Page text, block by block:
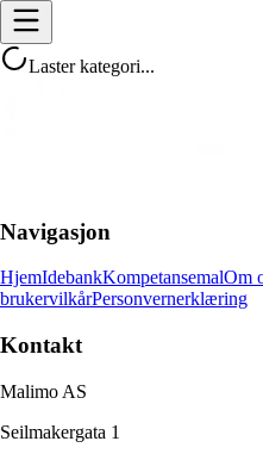
Laster kategori...
Navigasjon
HjemIdebankKompetansemalOm
brukervilkårPersonvernerklæring
Kontakt
Malimo AS
Seilmakergata 1